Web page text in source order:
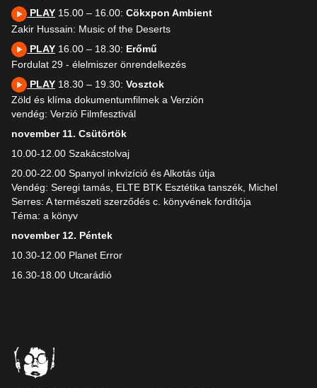
PLAY 15.00 – 16.00: Cökxpon Ambient
Zakir Hussain: Music of the Deserts
PLAY 16.00 – 18.30: Erőmű
Fordulat 29 - élelmiszer önrendelkezés
PLAY 18.30 – 19.30: Vosztok
Zöld és klíma dokumentumfilmek a Verzión
vendég: Verzió Filmfesztivál
november 11. Csütörtök
10.00-12.00 Szakácstolvaj
20.00-22.00 Spanyol inkvizíció és Alkotás útja
Vendég: Seregi tamás, ELTE BTK Esztétika tanszék, Michel
Serres: A természeti szerződés c. könyvének fordítója
Téma: a könyv
november 12. Péntek
10.30-12.00 Planet Error
16.30-18.00 Utcarádió